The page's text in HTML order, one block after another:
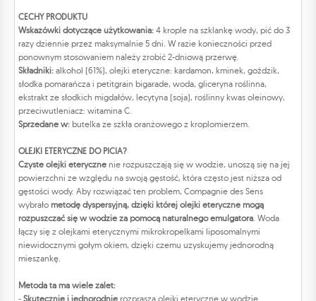
CECHY PRODUKTU
Wskazówki dotyczące użytkowania: 4 krople na szklankę wody, pić do 3
razy dziennie przez maksymalnie 5 dni. W razie konieczności przed
ponownym stosowaniem należy zrobić 2-dniową przerwę.
Składniki: alkohol (61%), olejki eteryczne: kardamon, kminek, goździk,
słodka pomarańcza i petitgrain bigarade, woda, gliceryna roślinna,
ekstrakt ze słodkich migdałów, lecytyna (soja), roślinny kwas oleinowy,
przeciwutleniacz: witamina C.
Sprzedane w: butelka ze szkła oranżowego z kroplomierzem.
OLEJKI ETERYCZNE DO PICIA?
Czyste olejki eteryczne nie rozpuszczają się w wodzie, unoszą się na jej
powierzchni ze względu na swoją gęstość, która często jest niższa od
gęstości wody. Aby rozwiązać ten problem, Compagnie des Sens
wybrało metodę dyspersyjną, dzięki której olejki eteryczne mogą
rozpuszczać się w wodzie za pomocą naturalnego emulgatora . Woda
łączy się z olejkami eterycznymi mikrokropelkami liposomalnymi
niewidocznymi gołym okiem, dzięki czemu uzyskujemy jednorodną
mieszankę.
Metoda ta ma wiele zalet:
- Skutecznie i jednorodnie rozprasza olejki eteryczne w wodzie.